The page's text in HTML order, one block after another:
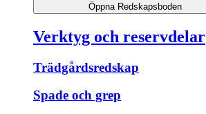
Öppna Redskapsboden
Verktyg och reservdelar
Trädgårdsredskap
Spade och grep